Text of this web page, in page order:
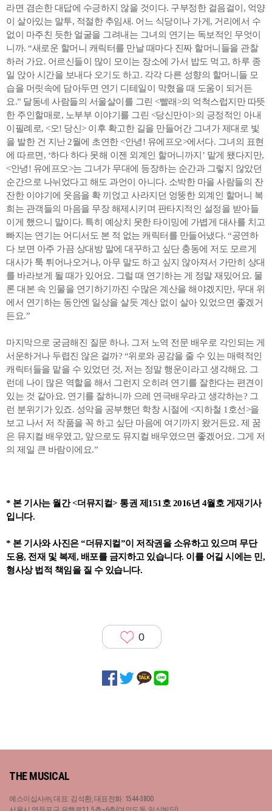
라면 겸손한 대답에 수긍하지 않을 것이다. 구부정한 걸음걸이, 억양
이 살아있는 말투, 적절한 추임새. 어느 식당이나 가게, 거리에서 수
없이 마주친 듯한 얼굴을 그려내는 그녀의 연기는 독보적인 무엇이
니까. “새로운 할머니 캐릭터를 만날 때마다 진짜 할머니들을 관찰
하러 가요. 어르신들이 많이 모이는 장소에 가서 밥도 먹고, 하루 종
일 앉아 시간을 보내다 오기도 하고. 각각 다른 성향의 할머니들 모
습을 머릿속에 담아두면 연기 디테일이 막혔을 때 도움이 되거든
요.” 달동네 사람들의 서울살이를 그린 <빨래>의 억척스럽지만 따뜻
한 주인할매로, 노부부 이야기를 그린 <당신만이>의 긍정적인 아내
이필례로, <오! 당신> 이후 확고한 길을 만들어간 그녀가 제대로 빛
을 발한 건 지난 2월에 초연한 <안녕! 유에프오>에서다. 그녀의 표현
에 따르면, ‘하다 하다 못해 이젠 외계인 할머니까지’ 맡게 됐다지만,
<안녕! 유에프오>는 그녀가 무대에 등장하는 순간과 그렇지 않았던
순간으로 나뉘었다고 해도 과언이 아니다. 소박한 마을 사람들의 잔
잔한 이야기에 웃음을 확 끼얹고 사라지던 엉뚱한 외계인 할머니 복
희는 관객들의 마음을 무장 해제시키며 판타지적인 설정을 받아들
이게 했으니 말이다. 특히 예상치 못한 타이밍에 가볍게 대사를 치고
빠지는 연기는 어디서도 본 적 없는 캐릭터를 만들어냈다. “공연하
다 보면 아주 가끔 상대방 말에 대꾸하고 싶단 충동에 저도 모르게
대사가 툭 튀어나오거나, 아무 말도 하고 싶지 않아져서 가만히 상대
를 바라보게 될 때가 있어요. 그럴 때 연기하는 게 정말 재밌어요. 물
론 대본 속 인물을 연기하기까진 수많은 계산을 해야겠지만, 무대 위
에서 연기하는 동안엔 일상을 살듯 계산 없이 살아 있었으면 좋겠거
든요.”
마지막으로 궁금해진 질문 하나. 그저 노역 전문 배우로 각인되는 게
서운하거나 두렵진 않은 걸까? “위로와 공감을 줄 수 있는 매력적인
캐릭터들을 맡을 수 있었던 것, 저는 정말 행운이라고 생각해요. 그
런데 나이 많은 역할을 해서 그런지 오히려 연기를 잘한다는 편견이
있는 것 같아요. 연기를 잘하니까 으레 연극배우라고 생각하는? 그
런 분위기가 있죠. 성악을 공부했던 학창 시절에 <지하철 1호선>을
보고 나서 저 작품을 꼭 하고 싶단 마음에 여기까지 왔거든요. 제 꿈
은 뮤지컬 배우였고, 앞으로도 뮤지컬 배우였으면 좋겠어요. 그게 저
의 제일 큰 바람이에요.”
* 본 기사는 월간 <더뮤지컬> 통권 제151호 2016년 4월호 게재기사
입니다.
* 본 기사와 사진은 “더뮤지컬”이 저작권을 소유하고 있으며 무단
도용, 전재 및 복제, 배포를 금지하고 있습니다. 이를 어길 시에는 민,
형사상 법적 책임을 질 수 있습니다.
0
THE MUSICAL
예스이십사㈜, 대표: 김석환, 대표전화: 1544-3800